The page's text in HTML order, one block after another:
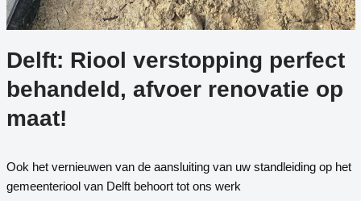
Delft: Riool verstopping perfect
behandeld, afvoer renovatie op
maat!
Ook het vernieuwen van de aansluiting van uw standleiding op het
gemeenteriool van Delft behoort tot ons werk